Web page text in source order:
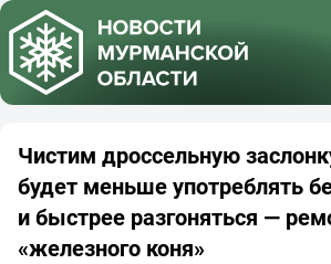
Чистим дроссельную
будет меньше употреблять
и быстрее разгоняться —
«железного коня»